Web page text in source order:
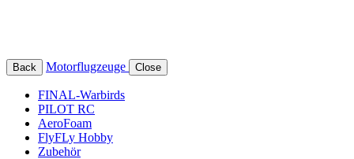
Back Motorflugzeuge Close
FINAL-Warbirds
PILOT RC
AeroFoam
FlyFLy Hobby
Zubehör